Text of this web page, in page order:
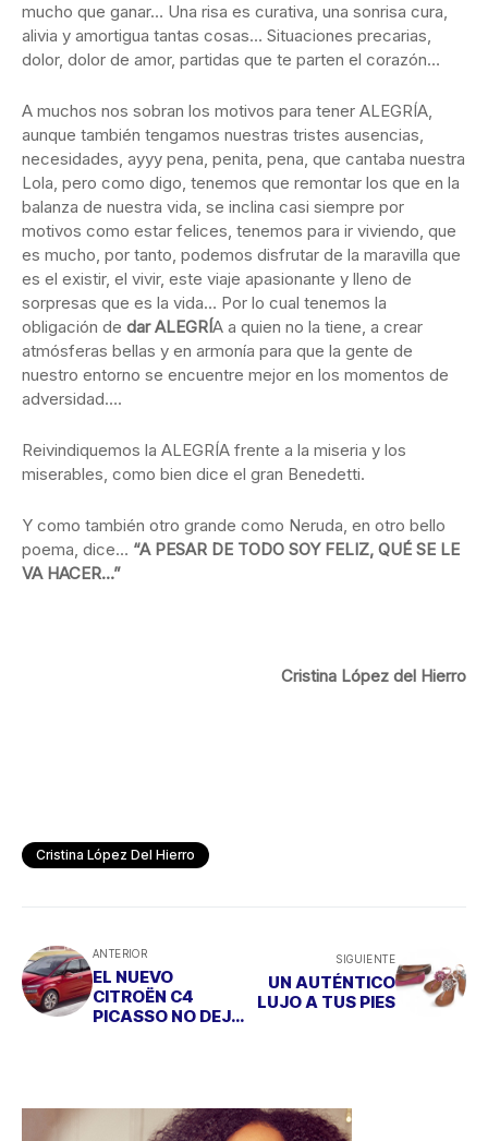
mucho que ganar… Una risa es curativa, una sonrisa cura,
alivia y amortigua tantas cosas… Situaciones precarias,
dolor, dolor de amor, partidas que te parten el corazón…
A muchos nos sobran los motivos para tener ALEGRÍA,
aunque también tengamos nuestras tristes ausencias,
necesidades, ayyy pena, penita, pena, que cantaba nuestra
Lola, pero como digo, tenemos que remontar los que en la
balanza de nuestra vida, se inclina casi siempre por
motivos como estar felices, tenemos para ir viviendo, que
es mucho, por tanto, podemos disfrutar de la maravilla que
es el existir, el vivir, este viaje apasionante y lleno de
sorpresas que es la vida… Por lo cual tenemos la
obligación de dar ALEGRÍ A a quien no la tiene, a crear
atmósferas bellas y en armonía para que la gente de
nuestro entorno se encuentre mejor en los momentos de
adversidad….
Reivindiquemos la ALEGRÍA frente a la miseria y los
miserables, como bien dice el gran Benedetti.
Y como también otro grande como Neruda, en otro bello
poema, dice… “A PESAR DE TODO SOY FELIZ, QUÉ SE LE
VA HACER…”
Cristina López del Hierro
Cristina López Del Hierro
ANTERIOR
EL NUEVO
CITROËN C4
PICASSO NO DEJA
SIGUIENTE
UN AUTÉNTICO
LUJO A TUS PIES